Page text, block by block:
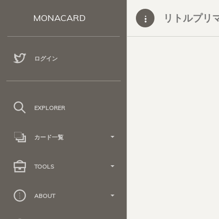
MONACARD
ログイン
EXPLORER
カード一覧
TOOLS
ABOUT
リトルプリ